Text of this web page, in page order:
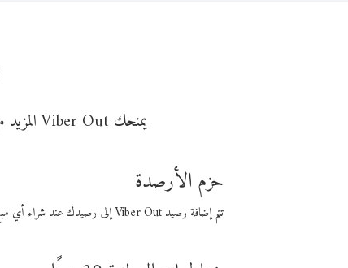
يمنحك Viber Out المزيد من وقت المكالمة مقابل تكلفة أقل من المال. اختر من أحد خيارات الاتصال المرنة ذات السعر المنخفض:
حزم الأرصدة
تتم إضافة رصيد Viber Out إلى رصيدك عند شراء أي مبلغ. باستخدام رصيدك، يمكنك إجراء مكالمات إلى أي رقم في العالم بأسعار فايبر المنخفضة.